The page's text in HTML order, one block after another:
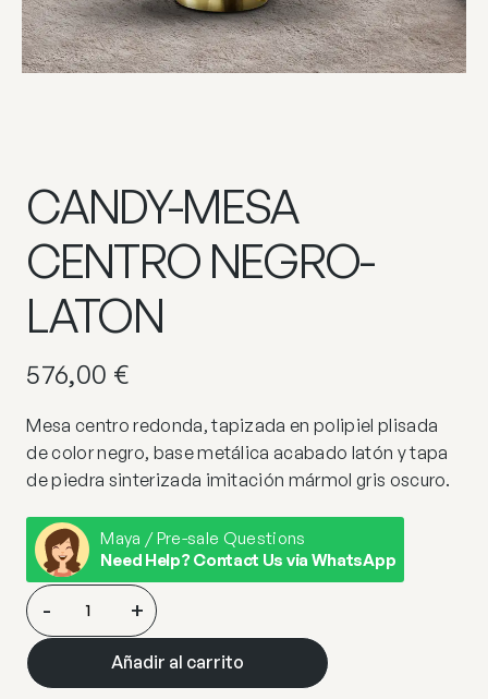
CANDY-MESA
CENTRO NEGRO-
LATON
576,00 €
Mesa centro redonda, tapizada en polipiel plisada
de color negro, base metálica acabado latón y tapa
de piedra sinterizada imitación mármol gris oscuro.
Maya / Pre-sale Questions
Need Help? Contact Us via WhatsApp
CANDY-
MESA
CENTRO
NEGRO-
- +
Añadir al carrito